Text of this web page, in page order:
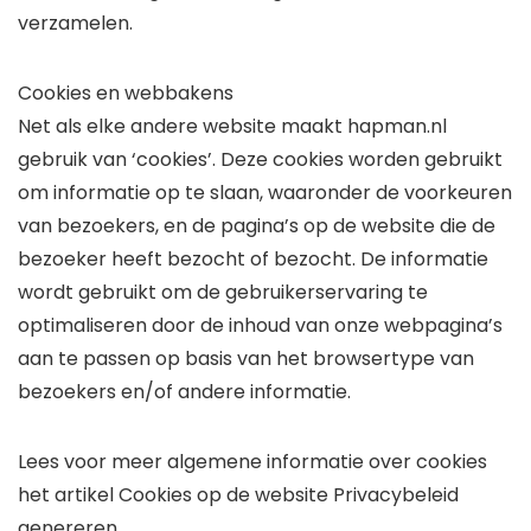
verzamelen.
Cookies en webbakens
Net als elke andere website maakt hapman.nl
gebruik van ‘cookies’. Deze cookies worden gebruikt
om informatie op te slaan, waaronder de voorkeuren
van bezoekers, en de pagina’s op de website die de
bezoeker heeft bezocht of bezocht. De informatie
wordt gebruikt om de gebruikerservaring te
optimaliseren door de inhoud van onze webpagina’s
aan te passen op basis van het browsertype van
bezoekers en/of andere informatie.
Lees voor meer algemene informatie over cookies
het artikel Cookies op de website Privacybeleid